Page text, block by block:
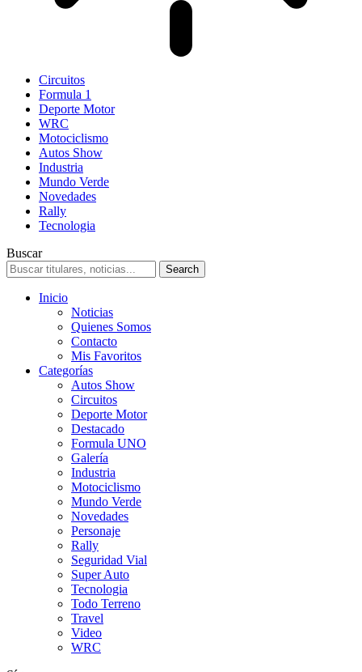
Circuitos
Formula 1
Deporte Motor
WRC
Motociclismo
Autos Show
Industria
Mundo Verde
Novedades
Rally
Tecnologia
Buscar
Inicio
Noticias
Quienes Somos
Contacto
Mis Favoritos
Categorías
Autos Show
Circuitos
Deporte Motor
Destacado
Formula UNO
Galería
Industria
Motociclismo
Mundo Verde
Novedades
Personaje
Rally
Seguridad Vial
Super Auto
Tecnologia
Todo Terreno
Travel
Video
WRC